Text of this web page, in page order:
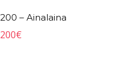
200 – Ainalaina
200€